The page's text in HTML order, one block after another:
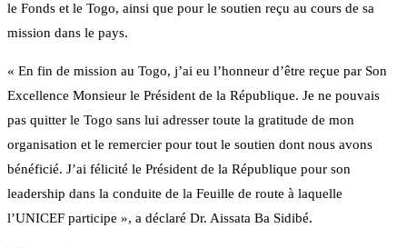
le Fonds et le Togo, ainsi que pour le soutien reçu au cours de sa
mission dans le pays.
« En fin de mission au Togo, j’ai eu l’honneur d’être reçue par Son
Excellence Monsieur le Président de la République. Je ne pouvais
pas quitter le Togo sans lui adresser toute la gratitude de mon
organisation et le remercier pour tout le soutien dont nous avons
bénéficié. J’ai félicité le Président de la République pour son
leadership dans la conduite de la Feuille de route à laquelle
l’UNICEF participe », a déclaré Dr. Aissata Ba Sidibé.